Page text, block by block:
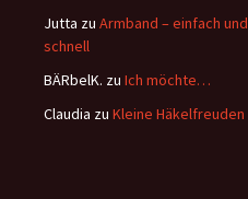
Jutta zu Armband – einfach und
schnell
BÄRbelK. zu Ich möchte…
Claudia zu Kleine Häkelfreuden